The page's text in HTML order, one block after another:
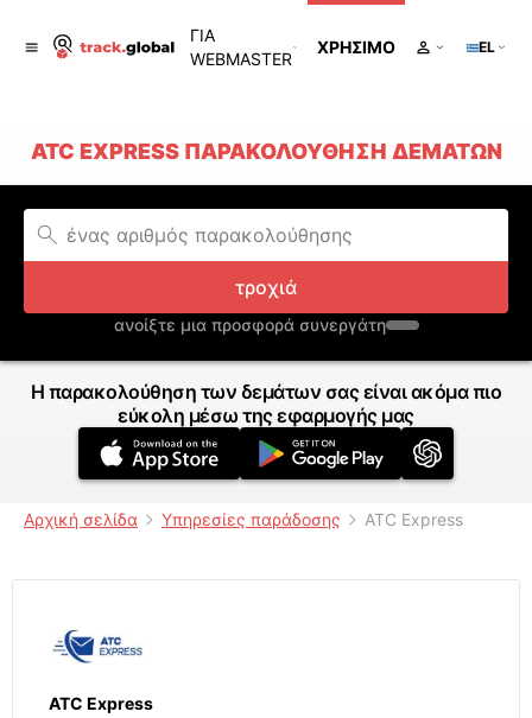
ΓΙΑ
WEBMASTER
ΧΡΉΣΙΜΟ EL
ATC EXPRESS ΠΑΡΑΚΟΛΟΎΘΗΣΗ ΔΕΜΆΤΩΝ
τροχιά
ανοίξτε μια προσφορά συνεργάτη
Η παρακολούθηση των δεμάτων σας είναι ακόμα πιο
εύκολη μέσω της εφαρμογής μας
Αρχική σελίδα Υπηρεσίες παράδοσης ATC Express
ATC Express